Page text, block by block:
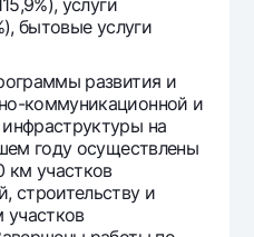
бытовые услуги
развития и
коммуникационной и
на
году осуществлены
км участков
строительству и
участков